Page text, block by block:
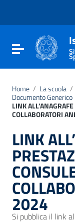
Vai al footer
Attiva /
Home / La scuola /
Documento Generico
LINK
COLLABORATORI
LINK
2024
Si pubblica il link